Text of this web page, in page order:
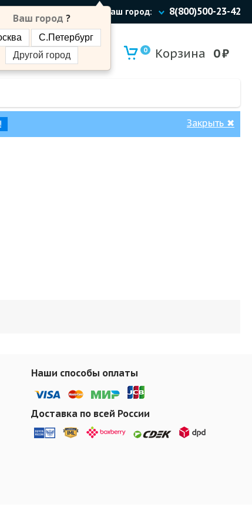
Ваш город:
Ваш город ?
С.Петербург
Другой город
8(800)500-23-42
0 Корзина 0₽
Закрыть ✖
Наши способы оплаты
Доставка по всей России